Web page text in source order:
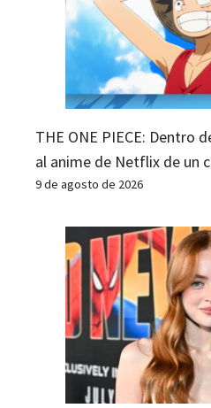
THE ONE PIECE: Dentro
al anime de Netflix de un
9 de agosto de 2026